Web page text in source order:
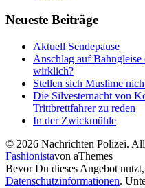
Neueste Beiträge
Aktuell Sendepause
Anschlag auf
wirklich?
Stellen sich Muslime
Die Silvesternacht von
Trittbrettfahrer zu reden
In der Zwickmühle
© 2026 Nachrichten Polizei.
Fashionistavon aThemes
Bevor Du dieses Angebot
Datenschutzinformationen.